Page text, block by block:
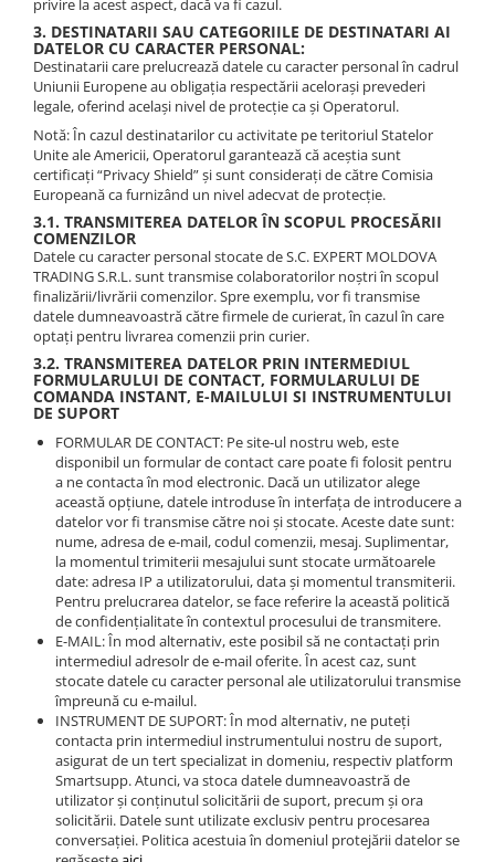
privire la acest aspect, dacă va fi cazul.
3. DESTINATARII SAU CATEGORIILE DE DESTINATARI AI
DATELOR CU CARACTER PERSONAL:
Destinatarii care prelucrează datele cu caracter personal în cadrul
Uniunii Europene au obligația respectării acelorași prevederi
legale, oferind același nivel de protecție ca și Operatorul.
Notă: În cazul destinatarilor cu activitate pe teritoriul Statelor
Unite ale Americii, Operatorul garantează că aceștia sunt
certificați “Privacy Shield” și sunt considerați de către Comisia
Europeană ca furnizând un nivel adecvat de protecție.
3.1. TRANSMITEREA DATELOR ÎN SCOPUL PROCESĂRII
COMENZILOR
Datele cu caracter personal stocate de S.C. EXPERT MOLDOVA
TRADING S.R.L. sunt transmise colaboratorilor noștri în scopul
finalizării/livrării comenzilor. Spre exemplu, vor fi transmise
datele dumneavoastră către firmele de curierat, în cazul în care
optați pentru livrarea comenzii prin curier.
3.2. TRANSMITEREA DATELOR PRIN INTERMEDIUL
FORMULARULUI DE CONTACT, FORMULARULUI DE
COMANDA INSTANT, E-MAILULUI SI INSTRUMENTULUI
DE SUPORT
FORMULAR DE CONTACT: Pe site-ul nostru web, este
disponibil un formular de contact care poate fi folosit pentru
a ne contacta în mod electronic. Dacă un utilizator alege
această opțiune, datele introduse în interfața de introducere a
datelor vor fi transmise către noi și stocate. Aceste date sunt:
nume, adresa de e-mail, codul comenzii, mesaj. Suplimentar,
la momentul trimiterii mesajului sunt stocate următoarele
date: adresa IP a utilizatorului, data și momentul transmiterii.
Pentru prelucrarea datelor, se face referire la această politică
de confidențialitate în contextul procesului de transmitere.
E-MAIL: În mod alternativ, este posibil să ne contactați prin
intermediul adresolr de e-mail oferite. În acest caz, sunt
stocate datele cu caracter personal ale utilizatorului transmise
împreună cu e-mailul.
INSTRUMENT DE SUPORT: În mod alternativ, ne puteți
contacta prin intermediul instrumentului nostru de suport,
asigurat de un tert specializat in domeniu, respectiv platform
Smartsupp. Atunci, va stoca datele dumneavoastră de
utilizator și conținutul solicitării de suport, precum și ora
solicitării. Datele sunt utilizate exclusiv pentru procesarea
conversației. Politica acestuia în domeniul protejării datelor se